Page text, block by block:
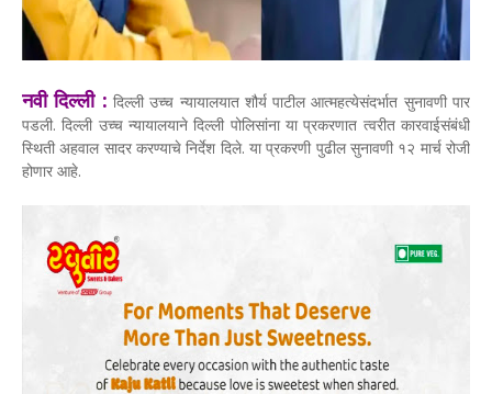
नवी दिल्ली : दिल्ली उच्च न्यायालयात शौर्य पाटील आत्महत्येसंदर्भात सुनावणी पार
पडली. दिल्ली उच्च न्यायालयाने दिल्ली पोलिसांना या प्रकरणात त्वरीत कारवाईसंबंधी
स्थिती अहवाल सादर करण्याचे निर्देश दिले. या प्रकरणी पुढील सुनावणी १२ मार्च रोजी
होणार आहे.